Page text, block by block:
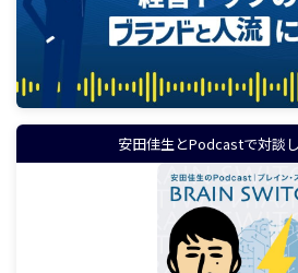
安田佳生とPodcastで対談